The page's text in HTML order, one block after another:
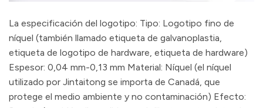
La especificación del logotipo: Tipo: Logotipo fino de
níquel (también llamado etiqueta de galvanoplastia,
etiqueta de logotipo de hardware, etiqueta de hardware)
Espesor: 0,04 mm-0,13 mm Material: Níquel (el níquel
utilizado por Jintaitong se importa de Canadá, que
protege el medio ambiente y no contaminación) Efecto: